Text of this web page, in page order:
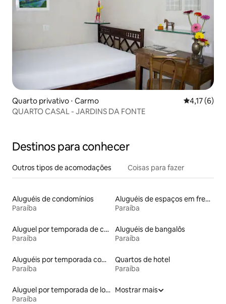
Quarto privativo ⋅ Carmo 4,17 de
4,17 (6)
QUARTO CASAL - JARDINS DA FONTE
Destinos para conhecer
Outros tipos de acomodações Coisas para fazer
Aluguéis de condomínios
Paraíba
Aluguéis de espaços em frente à praia
Paraíba
Aluguel por temporada de casas de veraneio
Paraíba
Aluguéis de bangalôs
Paraíba
Aluguéis por temporada com suítes privativas
Paraíba
Quartos de hotel
Paraíba
Aluguel por temporada de lofts
Paraíba
Mostrar mais